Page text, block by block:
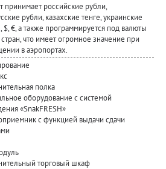
принимает российские рубли,
рубли, казахские тенге, украинские
$, €, а также программируется под валюты
что имеет огромное значение при
в аэропортах.
полка
оборудование с системой
«SnakFRESH»
с функцией выдачи сдачи
торговый шкаф